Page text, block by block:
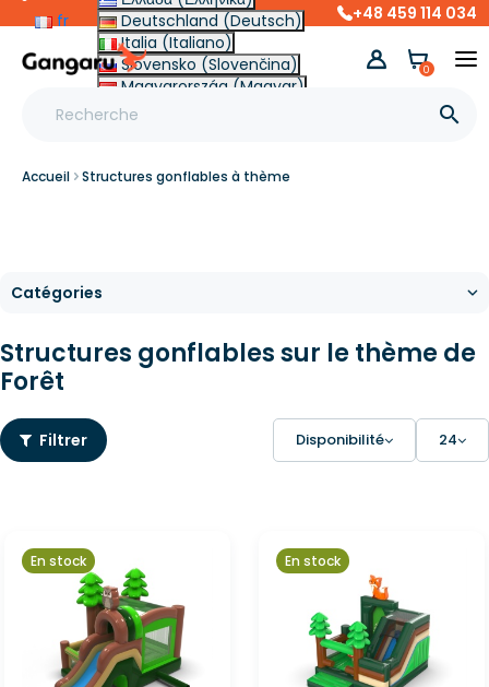
fr
Deutschland (Deutsch)
Italia (Italiano)
Slovensko (Slovenčina)
Magyarország (Magyar)
Other (English €)
+48 459 114 034

0
Accueil Structures gonflables à thème
Structures gonflables sur le thème de
Forêt
Filtrer Disponibilité 24
En stock En stock